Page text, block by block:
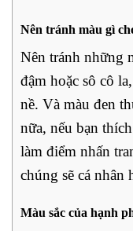
Nên tránh màu gì
Nên tránh những
đậm hoặc sô cô
nề. Và màu đen
nữa, nếu bạn
làm điểm nhấn
chúng sẽ cá nhân
Màu sắc của hạnh